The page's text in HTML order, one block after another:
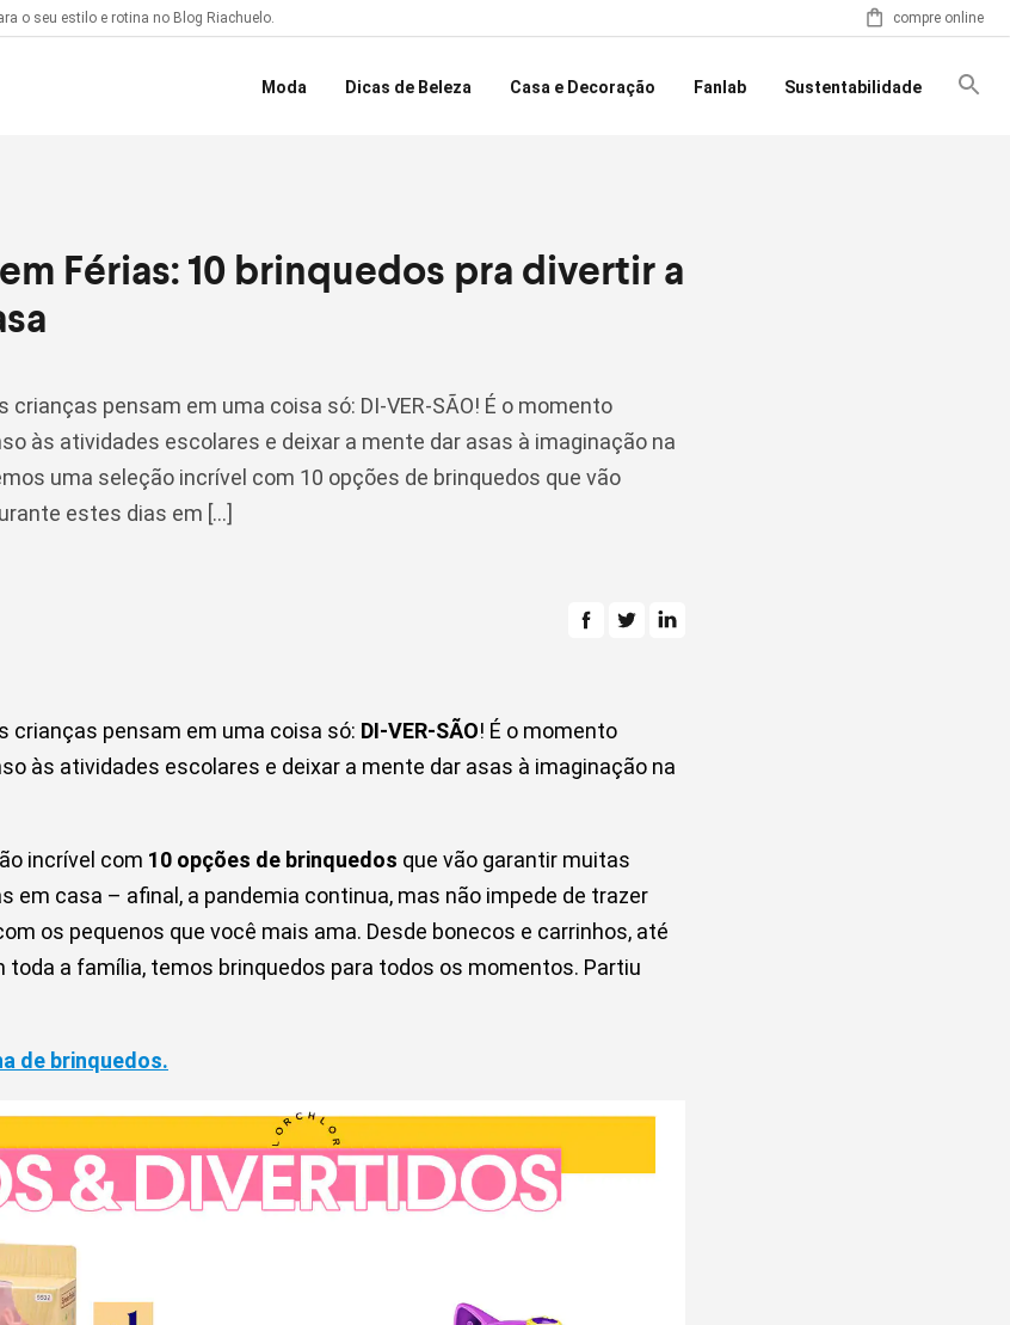
o seu estilo e rotina no Blog Riachuelo. compre online
Moda Dicas de Beleza Casa e Decoração Fanlab Sustentabilidade
Férias: 10 brinquedos pra divertir a
crianças pensam em uma coisa só: DI-VER-SÃO! É o momento
às atividades escolares e deixar a mente dar asas à imaginação na
uma seleção incrível com 10 opções de brinquedos que vão
estes dias em […]
crianças pensam em uma coisa só: DI-VER-SÃO! É o momento
às atividades escolares e deixar a mente dar asas à imaginação na
incrível com 10 opções de brinquedos que vão garantir muitas
em casa – afinal, a pandemia continua, mas não impede de trazer
os pequenos que você mais ama. Desde bonecos e carrinhos, até
toda a família, temos brinquedos para todos os momentos. Partiu
de brinquedos.